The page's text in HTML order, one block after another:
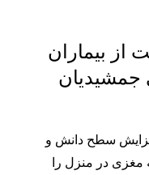
از بیماران
جمشیدیان
سطح دانش و
مغزی در منزل را